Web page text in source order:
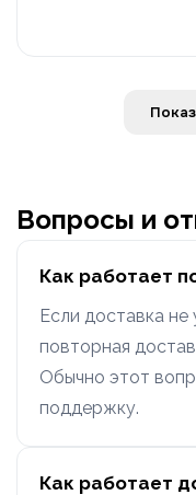
Вопросы и
Как работает
Если доставка не
повторная
Обычно этот
поддержку.
Как работает